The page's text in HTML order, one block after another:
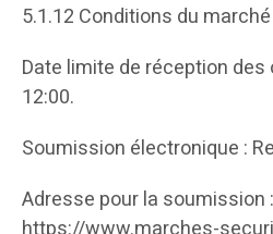
5.1.12 Conditions du
Date limite de réception
12:00.
Soumission électronique :
Adresse pour la soumission :